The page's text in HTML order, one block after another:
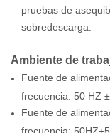
pruebas de
sobredescarga.
Ambiente de
Fuente de
frecuencia: 50 HZ ±
Fuente de
frecuencia: